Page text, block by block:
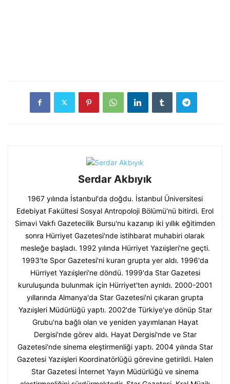
Serdar Akbıyık
1967 yılında İstanbul'da doğdu. İstanbul Üniversitesi
Edebiyat Fakültesi Sosyal Antropoloji Bölümü'nü bitirdi. Erol
Simavi Vakfı Gazetecilik Bursu'nu kazanıp iki yıllık eğitimden
sonra Hürriyet Gazetesi'nde istihbarat muhabiri olarak
mesleğe başladı. 1992 yılında Hürriyet Yazıişleri'ne geçti.
1993'te Spor Gazetesi'ni kuran grupta yer aldı. 1996'da
Hürriyet Yazıişleri'ne döndü. 1999'da Star Gazetesi
kuruluşunda bulunmak için Hürriyet'ten ayrıldı. 2000-2001
yıllarında Almanya'da Star Gazetesi'ni çıkaran grupta
Yazıişleri Müdürlüğü yaptı. 2002'de Türkiye'ye dönüp Star
Grubu'na bağlı olan ve yeniden yayımlanan Hayat
Dergisi'nde görev aldı. Hayat Dergisi'nde ve Star
Gazetesi'nde sinema eleştirmenliği yaptı. 2004 yılında Star
Gazetesi Yazıişleri Koordinatörlüğü görevine getirildi. Halen
Star Gazetesi İnternet Yayın Müdürlüğü ve sinema